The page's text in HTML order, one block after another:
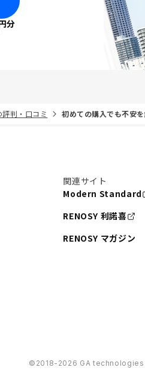
分
評判・口コミ 初めての購入でも不安
関連サイト
Modern Standard
RENOSY 利諾喜
RENOSY マガジン
©︎2018-2026 GA technologies